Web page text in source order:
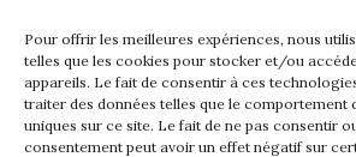
Pour offrir les meilleures expériences, nous
telles que les cookies pour stocker et/ou
appareils. Le fait de consentir à ces
traiter des données telles que le comportement
uniques sur ce site. Le fait de ne pas consentir
consentement peut avoir un effet négatif sur